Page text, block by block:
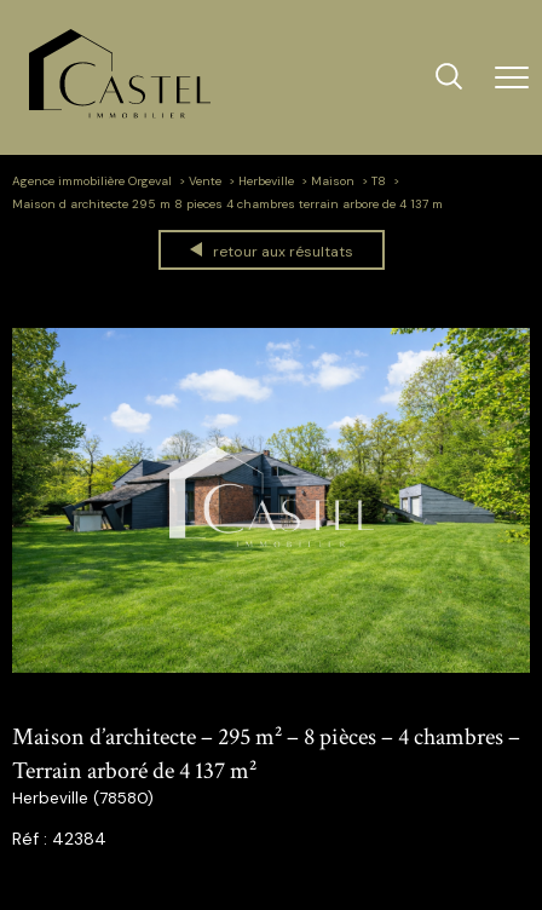
Agence immobilière Orgeval Vente Herbeville Maison
T8
Maison d architecte 295 m 8 pieces 4 chambres terrain arbore de 4 137 m
retour aux résultats
Maison d’architecte – 295 m² – 8 pièces – 4 chambres –
Terrain arboré de 4 137 m²
Herbeville (78580)
Réf : 42384